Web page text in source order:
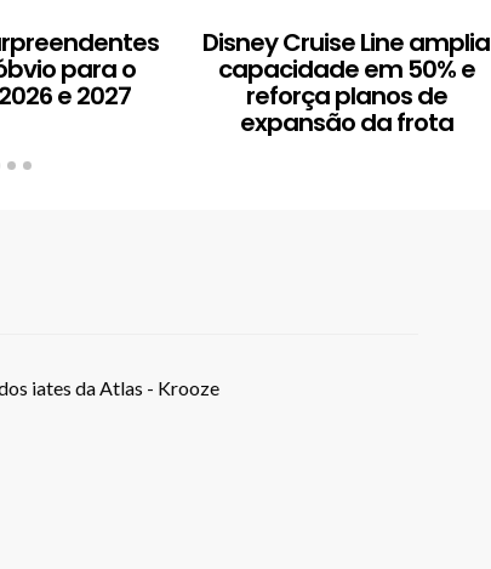
para o
e 2027
Disney Cruise Line amplia
capacidade em 50% e
reforça planos de
expansão da frota
iates da Atlas - Krooze